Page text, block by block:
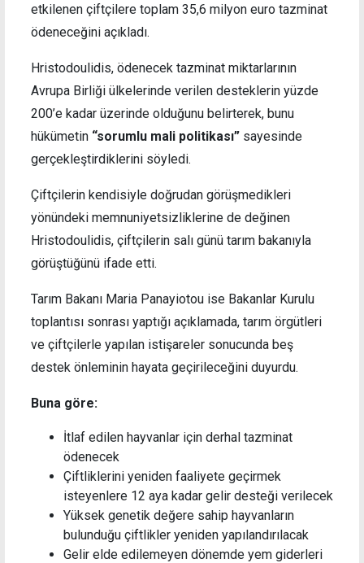
etkilenen çiftçilere toplam 35,6 milyon euro tazminat
ödeneceğini açıkladı.
Hristodoulidis, ödenecek tazminat miktarlarının
Avrupa Birliği ülkelerinde verilen desteklerin yüzde
200’e kadar üzerinde olduğunu belirterek, bunu
hükümetin “sorumlu mali politikası” sayesinde
gerçekleştirdiklerini söyledi.
Çiftçilerin kendisiyle doğrudan görüşmedikleri
yönündeki memnuniyetsizliklerine de değinen
Hristodoulidis, çiftçilerin salı günü tarım bakanıyla
görüştüğünü ifade etti.
Tarım Bakanı Maria Panayiotou ise Bakanlar Kurulu
toplantısı sonrası yaptığı açıklamada, tarım örgütleri
ve çiftçilerle yapılan istişareler sonucunda beş
destek önleminin hayata geçirileceğini duyurdu.
Buna göre:
İtlaf edilen hayvanlar için derhal tazminat
ödenecek
Çiftliklerini yeniden faaliyete geçirmek
isteyenlere 12 aya kadar gelir desteği verilecek
Yüksek genetik değere sahip hayvanların
bulunduğu çiftlikler yeniden yapılandırılacak
Gelir elde edilemeyen dönemde yem giderleri